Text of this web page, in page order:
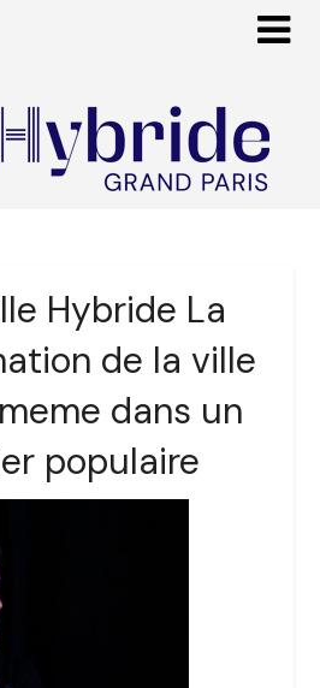
Hybride La
de la ville
dans un
populaire